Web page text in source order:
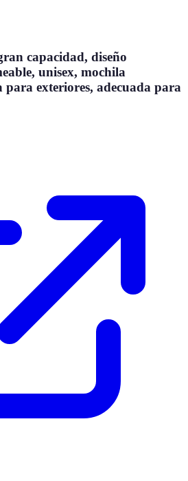
capacidad, diseño
unisex, mochila
exteriores, adecuada para